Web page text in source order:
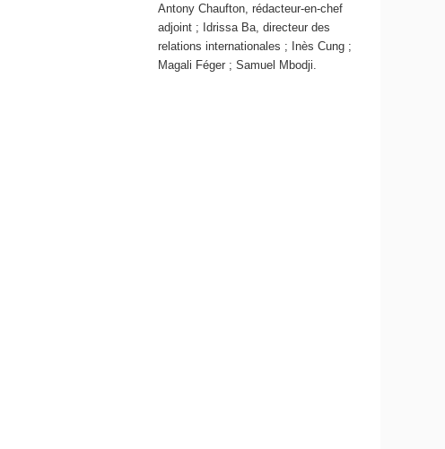
Antony Chaufton, rédacteur-en-chef
adjoint ; Idrissa Ba, directeur des
relations internationales ; Inès Cung ;
Magali Féger ; Samuel Mbodji.